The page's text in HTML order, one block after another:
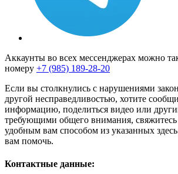
Аккаунты во всех мессенджерах можно
номеру +7 (985) 189-28-20
Если вы столкнулись с нарушениями
другой несправедливостью, хотите
информацию, поделиться видео или
требующими общего внимания,
удобным вам способом из указанных
вам помочь.
Контактные данные: